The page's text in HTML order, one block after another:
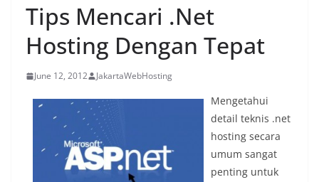
Tips Mencari .Net
Hosting Dengan Tepat
June 12, 2012 JakartaWebHosting
Mengetahui
detail teknis .net
hosting secara
umum sangat
penting untuk